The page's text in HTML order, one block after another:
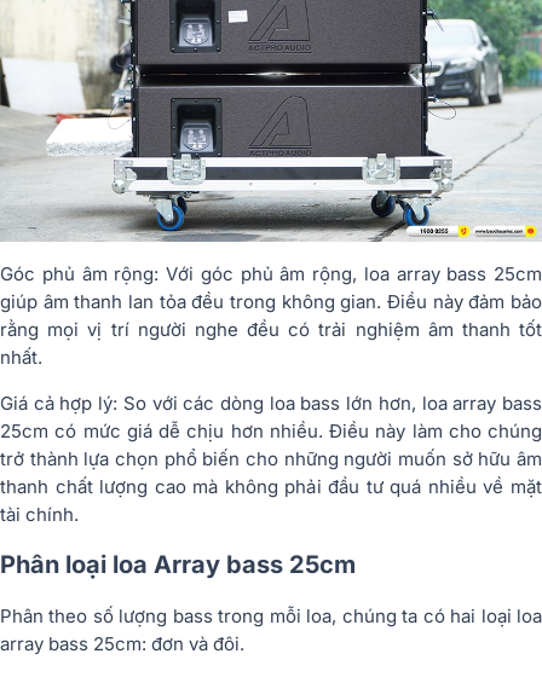
Góc phủ âm rộng: Với góc phủ âm rộng, loa array bass 25cm
giúp âm thanh lan tỏa đều trong không gian. Điều này đảm bảo
rằng mọi vị trí người nghe đều có trải nghiệm âm thanh tốt
nhất.
Giá cả hợp lý: So với các dòng loa bass lớn hơn, loa array bass
25cm có mức giá dễ chịu hơn nhiều. Điều này làm cho chúng
trở thành lựa chọn phổ biến cho những người muốn sở hữu âm
thanh chất lượng cao mà không phải đầu tư quá nhiều về mặt
tài chính.
Phân loại loa Array bass 25cm
Phân theo số lượng bass trong mỗi loa, chúng ta có hai loại loa
array bass 25cm: đơn và đôi.